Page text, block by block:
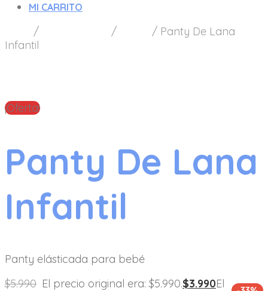
MI CARRITO
/ / / Panty De Lana
Infantil
¡Oferta!
Panty De Lana
Infantil
Panty elásticada para bebé
$5.990 El precio original era: $5.990.$3.990El